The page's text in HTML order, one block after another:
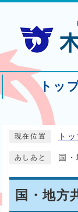
トッ
現在位置 ト
あしあと 国
国・地方